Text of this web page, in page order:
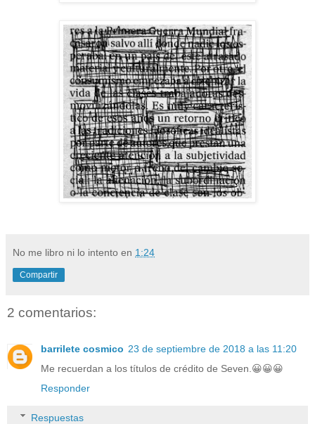
No me libro ni lo intento en 1:24
Compartir
2 comentarios:
barrilete cosmico 23 de septiembre de 2018 a las 11:20
Me recuerdan a los títulos de crédito de Seven.😀😀😀
Responder
Respuestas